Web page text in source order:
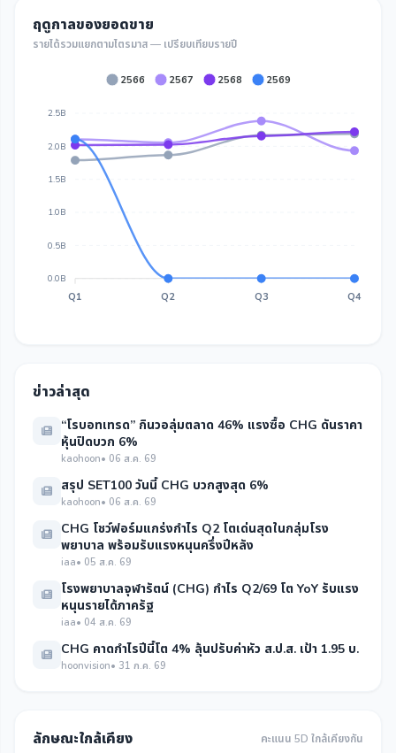
ฤดูกาลของยอดขาย
รายได้รวมแยกตามไตรมาส — เปรียบเทียบรายปี
2566 2567 2568 2569
2.5B
2.0B
1.5B
1.0B
0.5B
0.0B
Q1 Q2 Q3 Q4
ข่าวล่าสุด
“โรบอทเทรด” กินวอลุ่มตลาด 46% แรงซื้อ CHG ดันราคา
หุ้นปิดบวก 6%
kaohoon• 06 ส.ค. 69
สรุป SET100 วันนี้ CHG บวกสูงสุด 6%
kaohoon• 06 ส.ค. 69
CHG โชว์ฟอร์มแกร่งกำไร Q2 โตเด่นสุดในกลุ่มโรง
พยาบาล พร้อมรับแรงหนุนครึ่งปีหลัง
iaa• 05 ส.ค. 69
โรงพยาบาลจุฬารัตน์ (CHG) กำไร Q2/69 โต YoY รับแรง
หนุนรายได้ภาครัฐ
iaa• 04 ส.ค. 69
CHG คาดกำไรปีนี้โต 4% ลุ้นปรับค่าหัว ส.ป.ส. เป้า 1.95 บ.
hoonvision• 31 ก.ค. 69
ลักษณะใกล้เคียง คะแนน 5D ใกล้เคียงกัน